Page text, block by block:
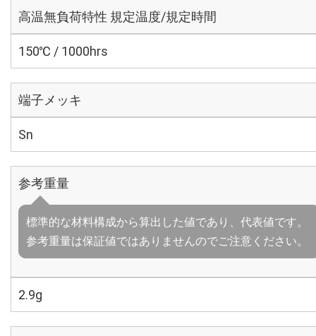
高温無負荷特性 規定温度/規定時間
150℃ / 1000hrs
端子メッキ
Sn
参考重量
標準的な材料構成から算出した値であり、代表値です。
参考重量は保証値ではありませんのでご注意ください。
2.9g